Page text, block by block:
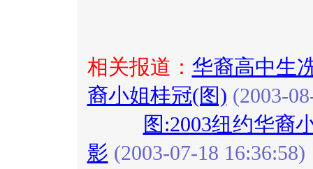
相关报道： 华裔高中生
裔小姐桂冠(图) (2003-
图:2003纽约华裔
影 (2003-07-18 16:36:58)